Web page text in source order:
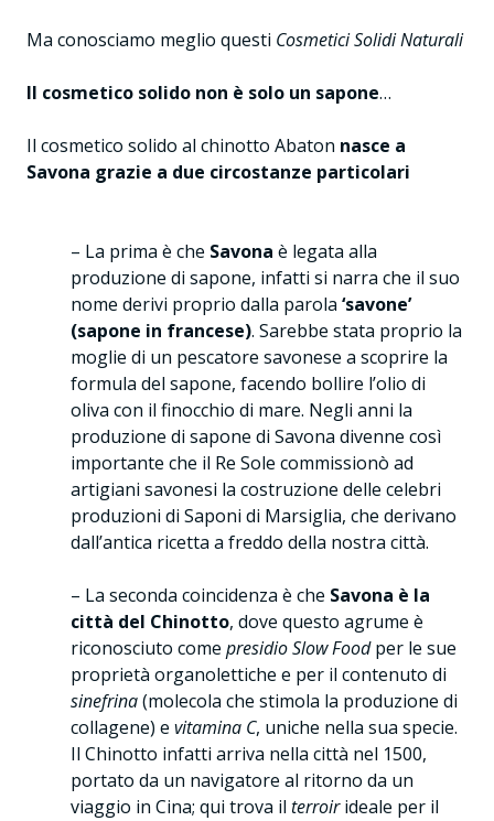
Ma conosciamo meglio questi Cosmetici Solidi Naturali
Il cosmetico solido non è solo un sapone…
Il cosmetico solido al chinotto Abaton nasce a
Savona grazie a due circostanze particolari
– La prima è che Savona è legata alla
produzione di sapone, infatti si narra che il suo
nome derivi proprio dalla parola ‘savone’
(sapone in francese). Sarebbe stata proprio la
moglie di un pescatore savonese a scoprire la
formula del sapone, facendo bollire l’olio di
oliva con il finocchio di mare. Negli anni la
produzione di sapone di Savona divenne così
importante che il Re Sole commissionò ad
artigiani savonesi la costruzione delle celebri
produzioni di Saponi di Marsiglia, che derivano
dall’antica ricetta a freddo della nostra città.
– La seconda coincidenza è che Savona è la
città del Chinotto, dove questo agrume è
riconosciuto come presidio Slow Foodper le sue
proprietà organolettiche e per il contenuto di
sinefrina(molecola che stimola la produzione di
collagene) e vitamina C, uniche nella sua specie.
Il Chinotto infatti arriva nella città nel 1500,
portato da un navigatore al ritorno da un
viaggio in Cina; qui trova il terroirideale per il